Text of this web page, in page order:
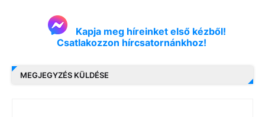
Kapja meg híreinket első kézből!
Csatlakozzon hírcsatornánkhoz!
MEGJEGYZÉS KÜLDÉSE